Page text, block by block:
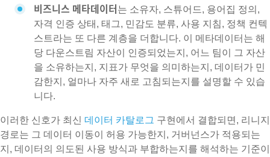
비즈니스 메타데이터는 소유자, 스튜어드, 용어집 정의,
자격 인증 상태, 태그, 민감도 분류, 사용 지침, 정책 컨텍
스트라는 또 다른 계층을 더합니다. 이 메타데이터는 해
당 다운스트림 자산이 인증되었는지, 어느 팀이 그 자산
을 소유하는지, 지표가 무엇을 의미하는지, 데이터가 민
감한지, 얼마나 자주 새로 고침되는지를 설명할 수 있습
니다.
이러한 신호가 최신 데이터 카탈로그 구현에서 결합되면, 리니지
경로는 그 데이터 이동이 허용 가능한지, 거버넌스가 적용되는
지, 데이터의 의도된 사용 방식과 부합하는지를 해석하는 기준이